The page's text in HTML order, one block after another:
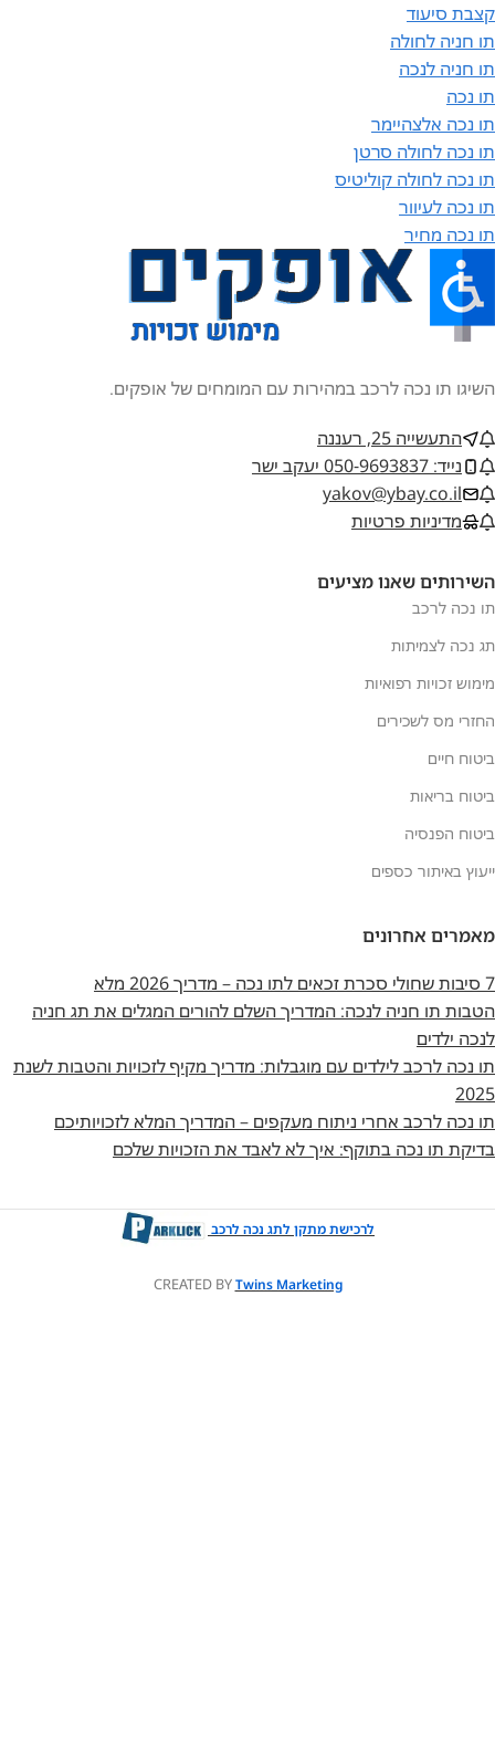
קצבת סיעוד
תו חניה לחולה
תו חניה לנכה
תו נכה
תו נכה אלצהיימר
תו נכה לחולה סרטן
תו נכה לחולה קוליטיס
תו נכה לעיוור
תו נכה מחיר
מאמרים אחרונים
7 סיבות שחולי סכרת זכאים לתו נכה – מדריך 2026 מלא
הטבות תו חניה לנכה: המדריך השלם להורים המגלים את תג חניה
לנכה ילדים
תו נכה לרכב לילדים עם מוגבלות: מדריך מקיף לזכויות והטבות לשנת
2025
תו נכה לרכב אחרי ניתוח מעקפים – המדריך המלא לזכויותיכם
בדיקת תו נכה בתוקף: איך לא לאבד את הזכויות שלכם
השירותים שאנו מציעים
תו נכה לרכב
תג נכה לצמיתות
מימוש זכויות רפואיות
החזרי מס לשכירים
ביטוח חיים
ביטוח בריאות
ביטוח הפנסיה
ייעוץ באיתור כספים
השיגו תו נכה לרכב במהירות עם המומחים של אופקים.
התעשייה 25, רעננה
נייד: 050-9693837 יעקב ישר
yakov@ybay.co.il
מדיניות פרטיות
לרכישת מתקן לתג נכה לרכב
CREATED BYTwins Marketing